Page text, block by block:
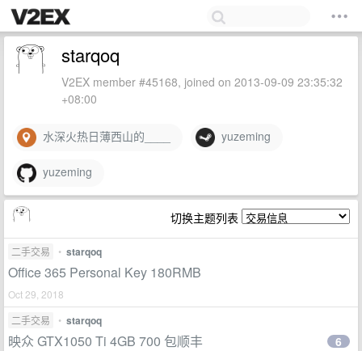
starqoq
V2EX member #45168, joined on 2013-09-09 23:35:32
+08:00
水深火热日薄西山的____ yuzeming
yuzeming
切换主题列表
二手交易 • starqoq
Office 365 Personal Key 180RMB
Oct 29, 2018
二手交易
• starqoq
映众 GTX1050 Ti 4GB 700 包顺丰 6